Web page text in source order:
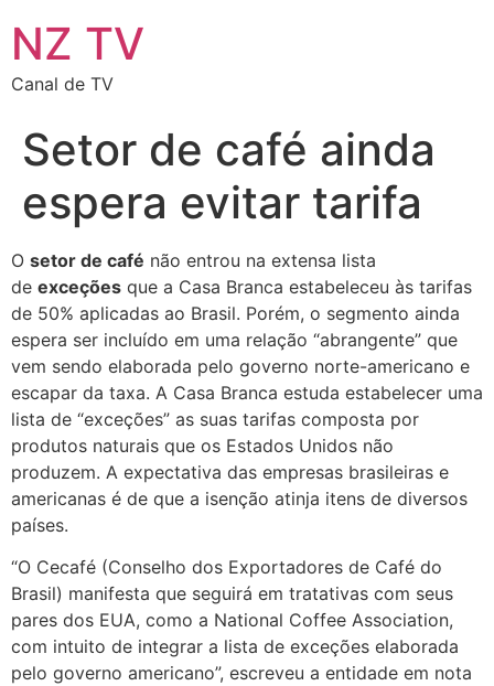
NZ TV
Canal de TV
Setor de café ainda
espera evitar tarifa
O setor de café não entrou na extensa lista
de exceções que a Casa Branca estabeleceu às tarifas
de 50% aplicadas ao Brasil. Porém, o segmento ainda
espera ser incluído em uma relação “abrangente” que
vem sendo elaborada pelo governo norte-americano e
escapar da taxa. A Casa Branca estuda estabelecer uma
lista de “exceções” as suas tarifas composta por
produtos naturais que os Estados Unidos não
produzem. A expectativa das empresas brasileiras e
americanas é de que a isenção atinja itens de diversos
países.
“O Cecafé (Conselho dos Exportadores de Café do
Brasil) manifesta que seguirá em tratativas com seus
pares dos EUA, como a National Coffee Association,
com intuito de integrar a lista de exceções elaborada
pelo governo americano”, escreveu a entidade em nota